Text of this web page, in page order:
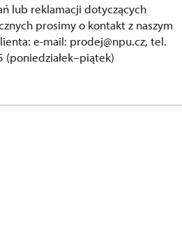
lub reklamacji dotyczących
prosimy o kontakt z naszym
e-mail: prodej@npu.cz, tel.
(poniedziałek–piątek)